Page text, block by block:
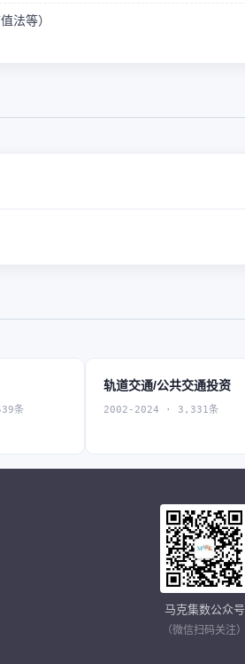
法等）
条
轨道交通/公共交通投资
2002-2024 · 3,331条
马克集数公众号
（微信扫码关注）